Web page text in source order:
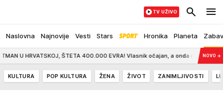
Naslovna Najnovije Vesti Stars Hronika Planeta
TV UŽIVO
ŠTETA 400.000 EVRA! Vlasnik očajan, a onda mu je stigao mejl:
NOVO →
KULTURA POP KULTURA ŽENA ŽIVOT ZANIMLJIVOSTI